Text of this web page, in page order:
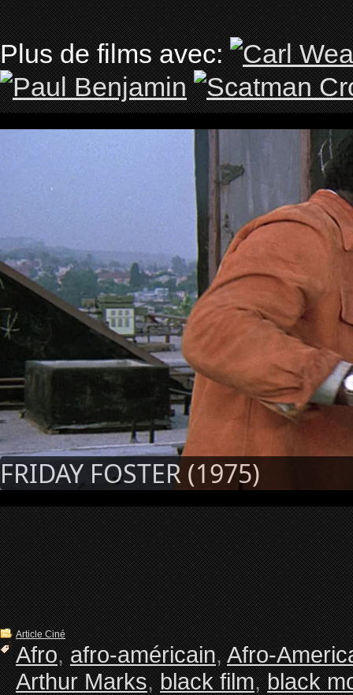
Plus de films avec:
FRIDAY FOSTER (1975)
Article Ciné
Afro,afro-américain,Afro-
Arthur Marks,black film,black